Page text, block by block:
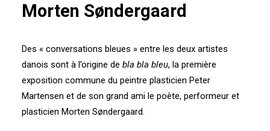
Morten Søndergaard
Des « conversations bleues » entre les deux artistes
danois sont à l’origine de bla bla bleu, la première
exposition commune du peintre plasticien Peter
Martensen et de son grand ami le poète, performeur et
plasticien Morten Søndergaard.